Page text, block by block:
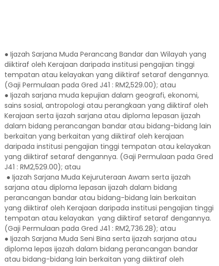
● Ijazah Sarjana Muda Perancang Bandar dan Wilayah yang
diiktiraf oleh Kerajaan daripada institusi pengajian tinggi
tempatan atau kelayakan yang diiktiraf setaraf dengannya.
(Gaji Permulaan pada Gred J41 : RM2,529.00); atau
● Ijazah sarjana muda kepujian dalam geografi, ekonomi,
sains sosial, antropologi atau perangkaan yang diiktiraf oleh
Kerajaan serta ijazah sarjana atau diploma lepasan ijazah
dalam bidang perancangan bandar atau bidang-bidang lain
berkaitan yang berkaitan yang diiktiraf oleh kerajaan
daripada institusi pengajian tinggi tempatan atau kelayakan
yang diiktiraf setaraf dengannya. (Gaji Permulaan pada Gred
J41 : RM2,529.00); atau
● Ijazah Sarjana Muda Kejuruteraan Awam serta ijazah
sarjana atau diploma lepasan ijazah dalam bidang
perancangan bandar atau bidang-bidang lain berkaitan
yang diiktiraf oleh Kerajaan daripada institusi pengajian tinggi
tempatan atau kelayakan yang diiktiraf setaraf dengannya.
(Gaji Permulaan pada Gred J41 : RM2,736.28); atau
● Ijazah Sarjana Muda Seni Bina serta ijazah sarjana atau
diploma lepas ijazah dalam bidang perancangan bandar
atau bidang-bidang lain berkaitan yang diiktiraf oleh